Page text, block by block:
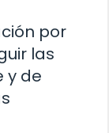
por
las
y de